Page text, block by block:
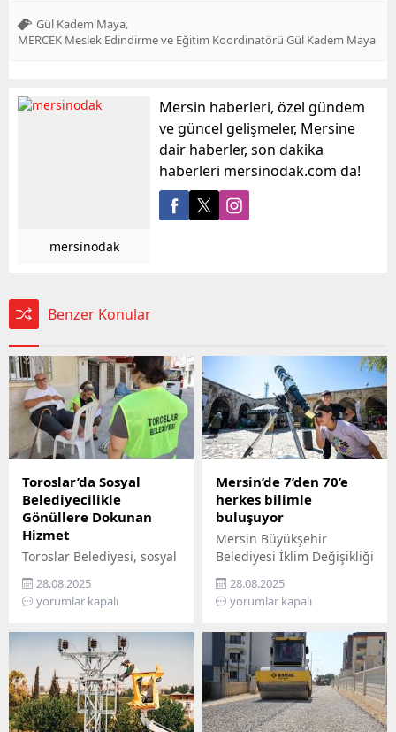
Gül Kadem Maya
MERCEK Meslek Edindirme ve Eğitim Koordinatörü Gül Kadem Maya
mersinodak
Mersin haberleri, özel gündem
ve güncel gelişmeler, Mersine
dair haberler, son dakika
haberleri mersinodak.com da!
Benzer Konular
Toroslar’da Sosyal
Belediyecilikle
Gönüllere Dokunan
Hizmet
Toroslar Belediyesi, sosyal
belediyecilik anlayışıyla
vatandaşların gönüllerine
dokunmaya devam ediyor.
vatandaşlar, özel
gereksinimli bireyler ile
gazi ve şehit aileleri,
belediyenin şefkatli elini
her zaman yanlarında
28.08.2025
yorumlar kapalı
Mersin’de 7’den 70’e
herkes bilimle
buluşuyor
Mersin Büyükşehir
Belediyesi İklim Değişikliği
ve Sıfır Atık Dairesi
Başkanlığı, Mercan 100.
Yıl İklim ve Çevre Bilim
edemeyenler için bilimi
yurttaşın ayağına
götürüyor. ‘Gökyüzü
Hepimizin, Bilim Her
Yerde’ sloganıyla yola
28.08.2025
yorumlar kapalı